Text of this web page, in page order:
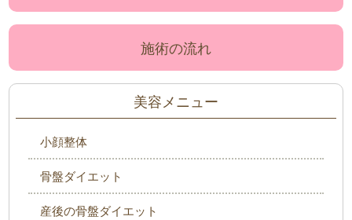
施術の流れ
美容メニュー
小顔整体
骨盤ダイエット
産後の骨盤ダイエット